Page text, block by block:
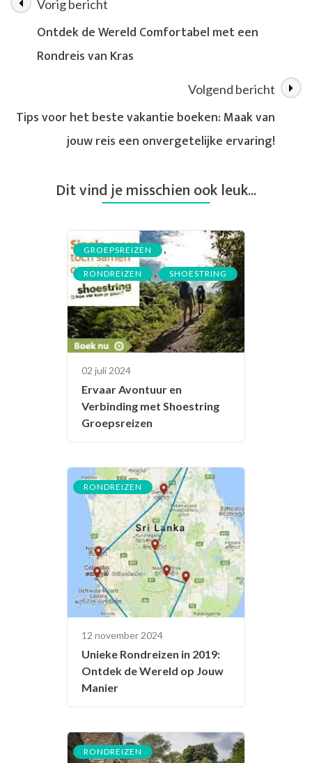
een
Berichtnavigatie
Vorig bericht
Ontdek de Wereld Comfortabel met een
Rondreis van Kras
Volgend bericht
Tips voor het beste vakantie boeken: Maak van
jouw reis een onvergetelijke ervaring!
Dit vind je misschien ook leuk...
GROEPSREIZEN ,
RONDREIZEN , SHOESTRING
02 juli 2024
Ervaar Avontuur en
Verbinding met Shoestring
Groepsreizen
RONDREIZEN
12 november 2024
Unieke Rondreizen in 2019:
Ontdek de Wereld op Jouw
Manier
RONDREIZEN